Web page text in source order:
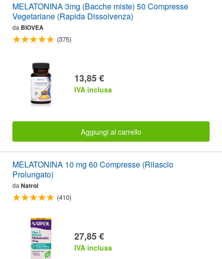
MELATONINA 3mg (Bacche miste) 50 Compresse
Vegetariane (Rapida Dissolvenza)
da BIOVEA
(375)
13,85 €
IVA inclusa
Aggiungi al carrello
MELATONINA 10 mg 60 Compresse (Rilascio
Prolungato)
da Natrol
(410)
27,85 €
IVA inclusa